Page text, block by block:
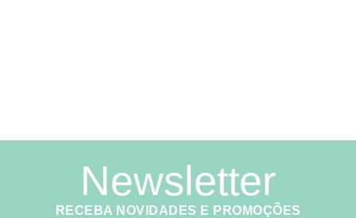
Newsletter
RECEBA NOVIDADES E PROMOÇÕES